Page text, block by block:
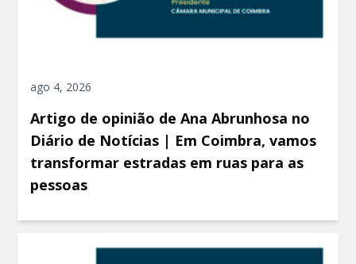
ago 4, 2026
Artigo de opinião de Ana Abrunhosa no
Diário de Notícias | Em Coimbra, vamos
transformar estradas em ruas para as
pessoas